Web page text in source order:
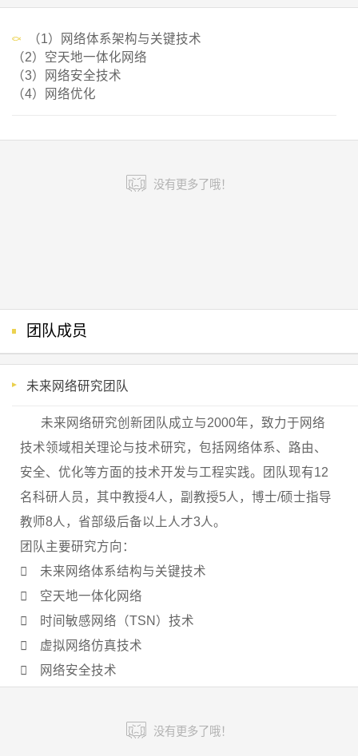
（1）网络体系架构与关键技术
（2）空天地一体化网络
（3）网络安全技术
（4）网络优化
没有更多了哦！
团队成员
未来网络研究团队
未来网络研究创新团队成立与2000年，致力于网络
技术领域相关理论与技术研究，包括网络体系、路由、
安全、优化等方面的技术开发与工程实践。团队现有12
名科研人员，其中教授4人，副教授5人，博士/硕士指导
教师8人，省部级后备以上人才3人。
团队主要研究方向：
 未来网络体系结构与关键技术
 空天地一体化网络
 时间敏感网络（TSN）技术
 虚拟网络仿真技术
 网络安全技术
没有更多了哦！